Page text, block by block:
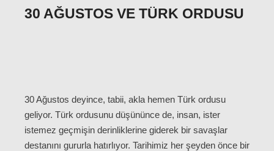
30 AĞUSTOS VE TÜRK ORDUSU
30 Ağustos deyince, tabii, akla hemen Türk ordusu
geliyor. Türk ordusunu düşününce de, insan, ister
istemez geçmişin derinliklerine giderek bir savaşlar
destanını gururla hatırlıyor. Tarihimiz her şeyden önce bir